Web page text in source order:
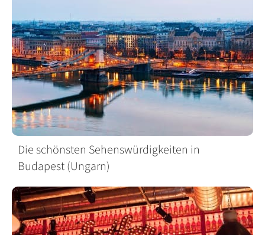
Die schönsten Sehenswürdigkeiten in
Budapest (Ungarn)